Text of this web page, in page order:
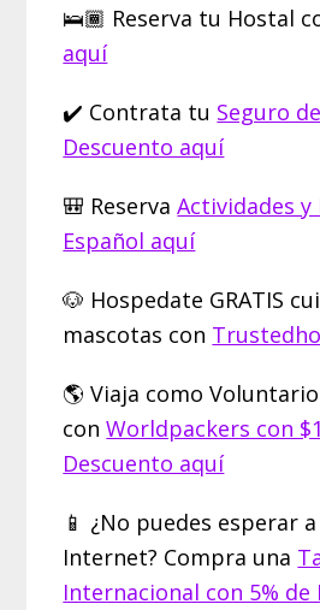
🛌🏾 Reserva tu Hostal
aquí
✔️ Contrata tu Seguro
Descuento aquí
🎒 ReservaActividades y
Español aquí
🐶 Hospedate GRATIS
mascotas con
🌎 Viaja como Voluntario
conWorldpackers con
Descuento aquí
📱 ¿No puedes esperar
Internet? Compra una
Internacional con 5% de